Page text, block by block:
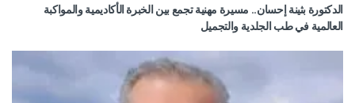
الدكتورة بثينة إحسان.. مسيرة مهنية تجمع بين الخبرة الأكاديمية والمواكبة
العالمية في طب الجلدية والتجميل